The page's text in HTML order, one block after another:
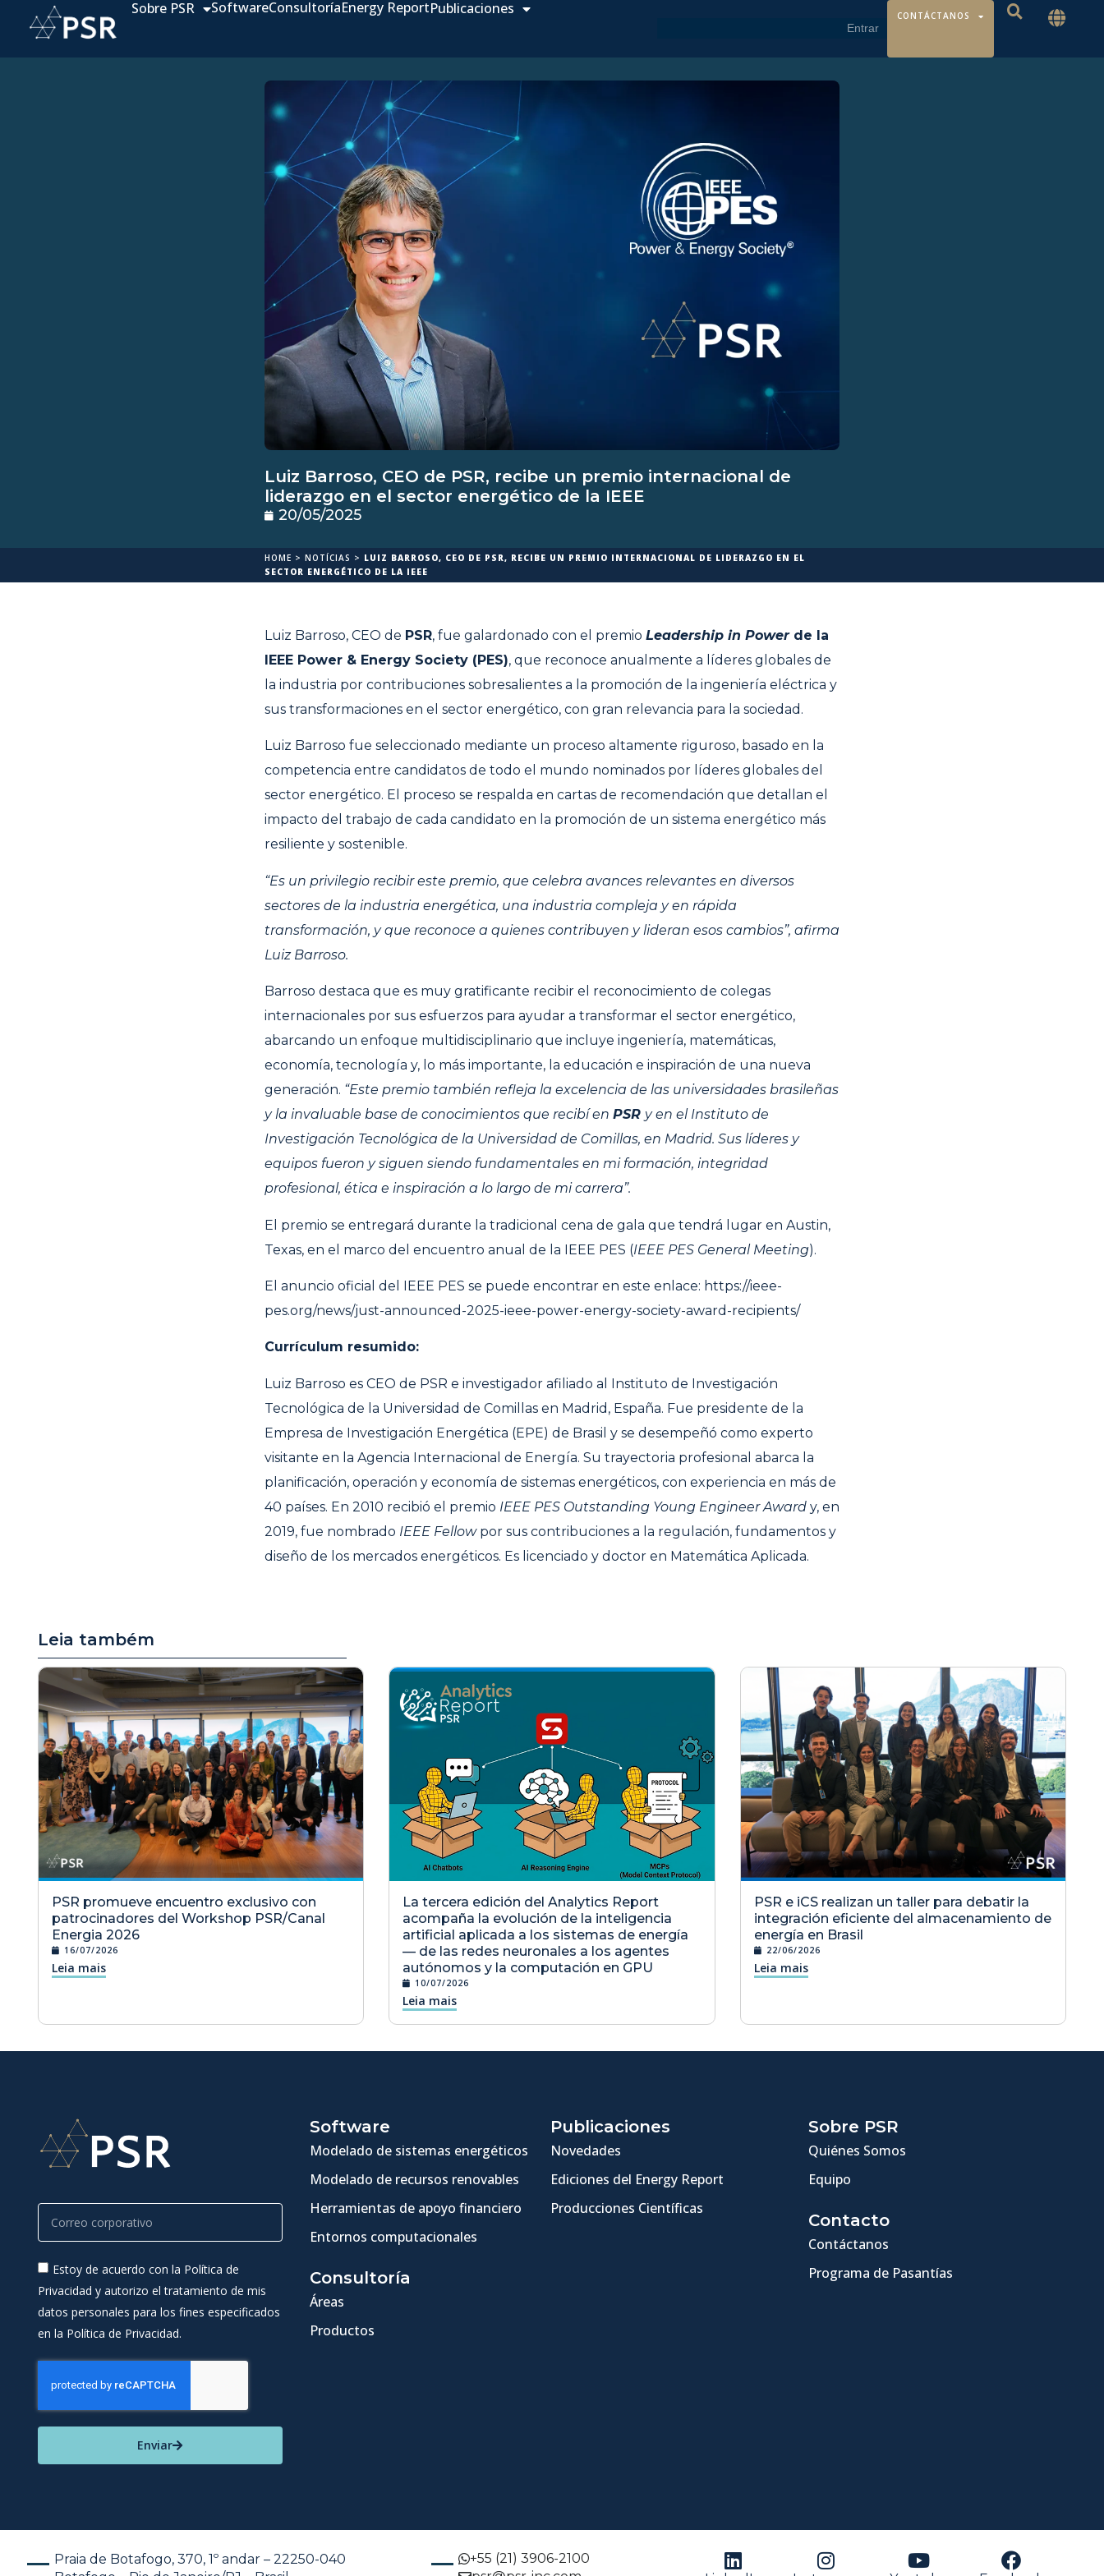
Sobre PSR SoftwareConsultoríaEnergy ReportPublicaciones CONTÁCTANOS
Luiz Barroso, CEO de PSR, recibe un premio internacional de
liderazgo en el sector energético de la IEEE
20/05/2025
HOME > NOTÍCIAS > LUIZ BARROSO, CEO DE PSR, RECIBE UN PREMIO INTERNACIONAL DE LIDERAZGO EN EL
SECTOR ENERGÉTICO DE LA IEEE
Luiz Barroso, CEO de PSR, fue galardonado con el premio Leadership in Powerde la
IEEE Power & Energy Society (PES), que reconoce anualmente a líderes globales de
la industria por contribuciones sobresalientes a la promoción de la ingeniería eléctrica y
sus transformaciones en el sector energético, con gran relevancia para la sociedad.
Luiz Barroso fue seleccionado mediante un proceso altamente riguroso, basado en la
competencia entre candidatos de todo el mundo nominados por líderes globales del
sector energético. El proceso se respalda en cartas de recomendación que detallan el
impacto del trabajo de cada candidato en la promoción de un sistema energético más
resiliente y sostenible.
“Es un privilegio recibir este premio, que celebra avances relevantes en diversos
sectores de la industria energética, una industria compleja y en rápida
transformación, y que reconoce a quienes contribuyen y lideran esos cambios”, afirma
Luiz Barroso.
Barroso destaca que es muy gratificante recibir el reconocimiento de colegas
internacionales por sus esfuerzos para ayudar a transformar el sector energético,
abarcando un enfoque multidisciplinario que incluye ingeniería, matemáticas,
economía, tecnología y, lo más importante, la educación e inspiración de una nueva
generación. “Este premio también refleja la excelencia de las universidades brasileñas
y la invaluable base de conocimientos que recibí en PSR y en el Instituto de
Investigación Tecnológica de la Universidad de Comillas, en Madrid. Sus líderes y
equipos fueron y siguen siendo fundamentales en mi formación, integridad
profesional, ética e inspiración a lo largo de mi carrera”.
El premio se entregará durante la tradicional cena de gala que tendrá lugar en Austin,
Texas, en el marco del encuentro anual de la IEEE PES (IEEE PES General Meeting).
El anuncio oficial del IEEE PES se puede encontrar en este enlace: https://ieee-
pes.org/news/just-announced-2025-ieee-power-energy-society-award-recipients/
Currículum resumido:
Luiz Barroso es CEO de PSR e investigador afiliado al Instituto de Investigación
Tecnológica de la Universidad de Comillas en Madrid, España. Fue presidente de la
Empresa de Investigación Energética (EPE) de Brasil y se desempeñó como experto
visitante en la Agencia Internacional de Energía. Su trayectoria profesional abarca la
planificación, operación y economía de sistemas energéticos, con experiencia en más de
40 países. En 2010 recibió el premio IEEE PES Outstanding Young Engineer Award y, en
2019, fue nombrado IEEE Fellowpor sus contribuciones a la regulación, fundamentos y
diseño de los mercados energéticos. Es licenciado y doctor en Matemática Aplicada.
Leia também
PSR promueve encuentro exclusivo con
patrocinadores del Workshop PSR/Canal
Energia 2026
16/07/2026
Leia mais
La tercera edición del Analytics Report
acompaña la evolución de la inteligencia
artificial aplicada a los sistemas de energía
— de las redes neuronales a los agentes
autónomos y la computación en GPU
10/07/2026
Leia mais
PSR e iCS realizan un taller para debatir la
integración eficiente del almacenamiento de
energía en Brasil
22/06/2026
Leia mais
Estoy de acuerdo con la Política de
Privacidad y autorizo el tratamiento de mis
datos personales para los fines especificados
en la Política de Privacidad.
Enviar
Software
Modelado de sistemas energéticos
Modelado de recursos renovables
Herramientas de apoyo financiero
Entornos computacionales
Consultoría
Áreas
Productos
Publicaciones
Novedades
Ediciones del Energy Report
Producciones Científicas
Sobre PSR
Quiénes Somos
Equipo
Contacto
Contáctanos
Programa de Pasantías
Praia de Botafogo, 370, 1º andar – 22250-040
+55 (21) 3906-2100